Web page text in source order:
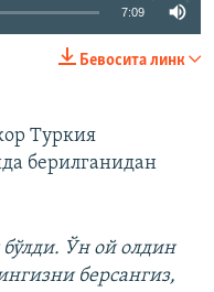
7:09
Бевосита линк
Туркия
берилганидан
Ўн ой олдин
берсангиз,